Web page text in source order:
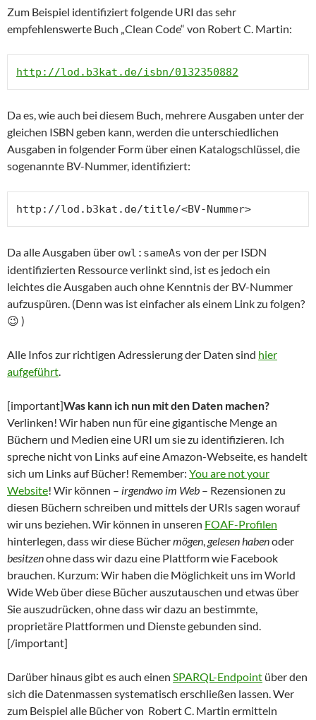
Zum Beispiel identifiziert folgende URI das sehr
empfehlenswerte Buch „Clean Code“ von Robert C. Martin:
http://lod.b3kat.de/isbn/0132350882
Da es, wie auch bei diesem Buch, mehrere Ausgaben unter der
gleichen ISBN geben kann, werden die unterschiedlichen
Ausgaben in folgender Form über einen Katalogschlüssel, die
sogenannte BV-Nummer, identifiziert:
http://lod.b3kat.de/title/<BV-Nummer>
Da alle Ausgaben über owl:sameAs von der per ISDN
identifizierten Ressource verlinkt sind, ist es jedoch ein
leichtes die Ausgaben auch ohne Kenntnis der BV-Nummer
aufzuspüren. (Denn was ist einfacher als einem Link zu folgen?
😉 )
Alle Infos zur richtigen Adressierung der Daten sind hier
aufgeführt.
[important]Was kann ich nun mit den Daten machen?
Verlinken! Wir haben nun für eine gigantische Menge an
Büchern und Medien eine URI um sie zu identifizieren. Ich
spreche nicht von Links auf eine Amazon-Webseite, es handelt
sich um Links auf Bücher! Remember: You are not your
Website! Wir können – irgendwo im Web – Rezensionen zu
diesen Büchern schreiben und mittels der URIs sagen worauf
wir uns beziehen. Wir können in unseren FOAF-Profilen
hinterlegen, dass wir diese Büchermögen, gelesen habenoder
besitzenohne dass wir dazu eine Plattform wie Facebook
brauchen. Kurzum: Wir haben die Möglichkeit uns im World
Wide Web über diese Bücher auszutauschen und etwas über
Sie auszudrücken, ohne dass wir dazu an bestimmte,
proprietäre Plattformen und Dienste gebunden sind.
[/important]
Darüber hinaus gibt es auch einen SPARQL-Endpoint über den
sich die Datenmassen systematisch erschließen lassen. Wer
zum Beispiel alle Bücher von Robert C. Martin ermitteln